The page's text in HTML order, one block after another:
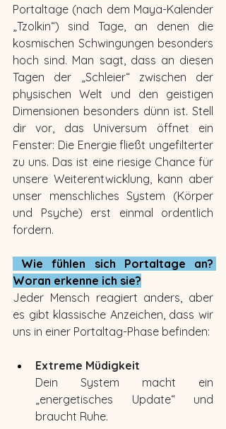
Portaltage (nach dem Maya-Kalender
„Tzolkin“) sind Tage, an denen die
kosmischen Schwingungen besonders
hoch sind. Man sagt, dass an diesen
Tagen der „Schleier“ zwischen der
physischen Welt und den geistigen
Dimensionen besonders dünn ist. Stell
dir vor, das Universum öffnet ein
Fenster: Die Energie fließt ungefilterter
zu uns. Das ist eine riesige Chance für
unsere Weiterentwicklung, kann aber
unser menschliches System (Körper
und Psyche) erst einmal ordentlich
fordern.
Wie fühlen sich Portaltage an?
Woran erkenne ich sie?
Jeder Mensch reagiert anders, aber
es gibt klassische Anzeichen, dass wir
uns in einer Portaltag-Phase befinden:
Extreme Müdigkeit
Dein System macht ein
„energetisches Update“ und
braucht Ruhe.